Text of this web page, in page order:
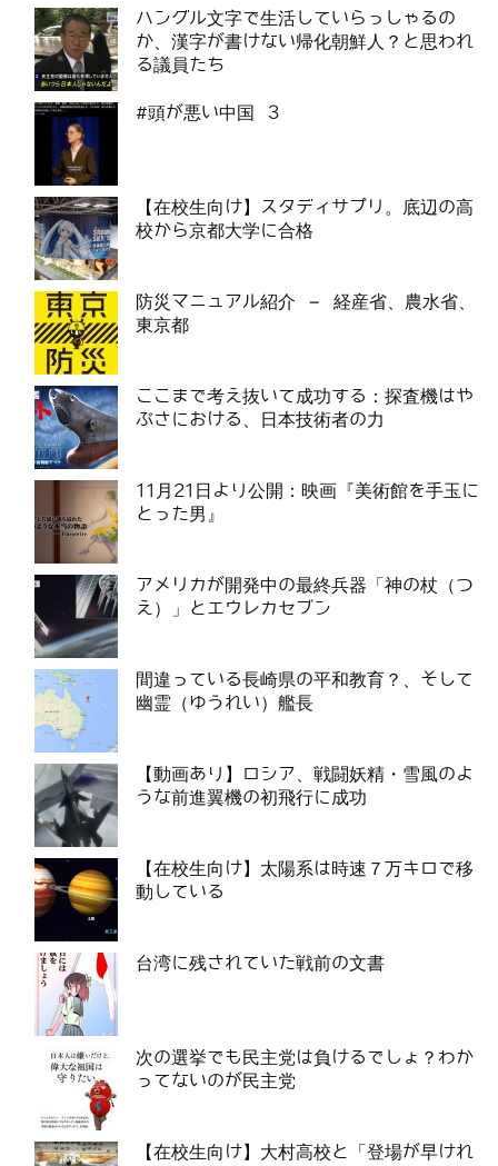
ハングル文字で生活していらっしゃるの
か、漢字が書けない帰化朝鮮人？と思われ
る議員たち
#頭が悪い中国 3
【在校生向け】スタディサプリ。底辺の高
校から京都大学に合格
防災マニュアル紹介 – 経産省、農水省、
東京都
ここまで考え抜いて成功する：探査機はや
ぶさにおける、日本技術者の力
11月21日より公開：映画『美術館を手玉に
とった男』
アメリカが開発中の最終兵器「神の杖（つ
え）」とエウレカセブン
間違っている長崎県の平和教育？、そして
幽霊（ゆうれい）艦長
【動画あり】ロシア、戦闘妖精・雪風のよ
うな前進翼機の初飛行に成功
【在校生向け】太陽系は時速７万キロで移
動している
台湾に残されていた戦前の文書
次の選挙でも民主党は負けるでしょ？わか
ってないのが民主党
【在校生向け】大村高校と「登場が早けれ